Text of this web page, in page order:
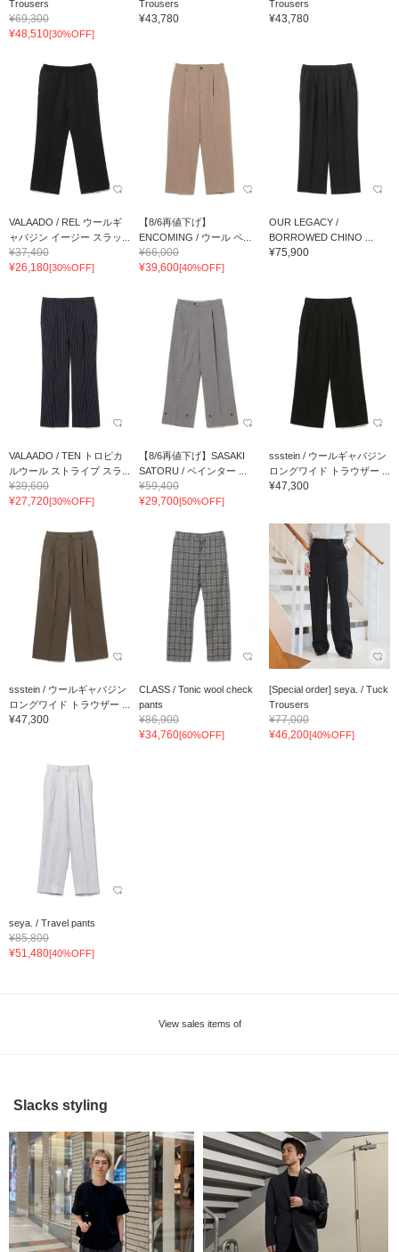
Trousers
¥69,300
¥48,510[30%OFF]
Trousers
¥43,780
Trousers
¥43,780
VALAADO / REL ウールギ
ャバジン イージー スラッ...
¥37,400
¥26,180[30%OFF]
【8/6再値下げ】
ENCOMING / ウール ペ...
¥66,000
¥39,600[40%OFF]
OUR LEGACY /
BORROWED CHINO ...
¥75,900
VALAADO / TEN トロピカ
ルウール ストライプ スラ...
¥39,600
¥27,720[30%OFF]
【8/6再値下げ】SASAKI
SATORU / ペインター ...
¥59,400
¥29,700[50%OFF]
ssstein / ウールギャバジン
ロングワイド トラウザー ...
¥47,300
ssstein / ウールギャバジン
ロングワイド トラウザー ...
¥47,300
CLASS / Tonic wool check
pants
¥86,900
¥34,760[60%OFF]
[Special order] seya. / Tuck
Trousers
¥77,000
¥46,200[40%OFF]
seya. / Travel pants
¥85,800
¥51,480[40%OFF]
View sales items of
Slacks styling